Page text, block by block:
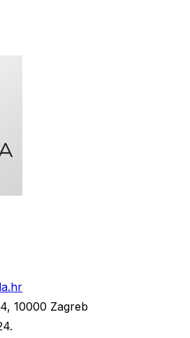
10000 Zagreb